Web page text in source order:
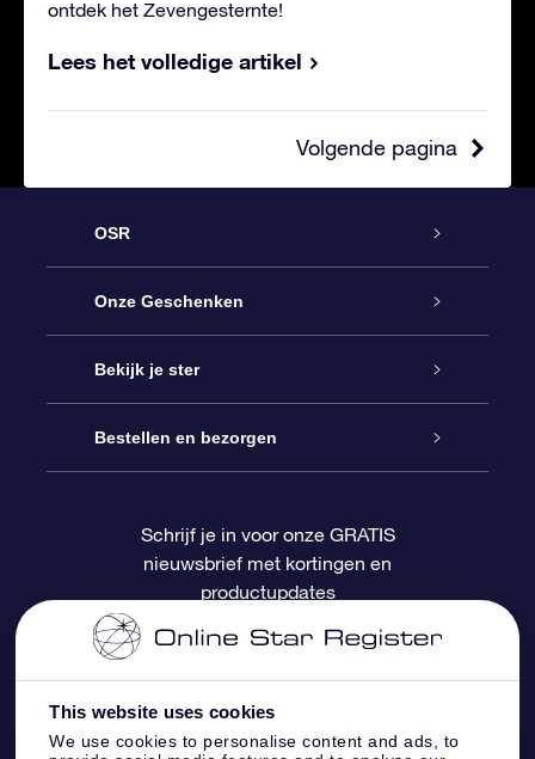
This website uses cookies
We use cookies to personalise content and ads, to
ontdek het Zevengesternte!
Lees het volledige artikel
Volgende pagina
OSR
Service
Contact
Blog
OSR Recensies
Onze Geschenken
Online Star Gift
OSR Cadeaupakket
OSR Cadeaukaart
Relatiegeschenken
Bekijk je ster
Sterrenregister
Gepersonaliseerde sterrenpagina
One Million Stars
OSR Starsaver
Bestellen en bezorgen
Betalingsinformatie
Verzendinformatie
Retourbeleid
Schrijf je in voor onze GRATIS
nieuwsbrief met kortingen en
productupdates